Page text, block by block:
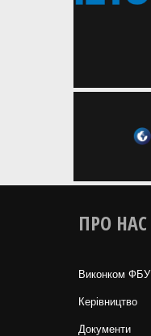
ПРО НАС
Виконком ФБУ
Керівництво
Документи